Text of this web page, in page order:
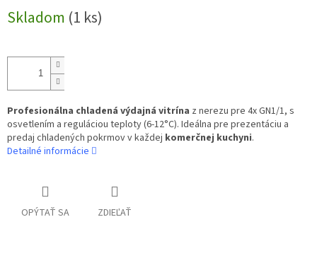
cena:
Skladom (1 ks)
Profesionálna chladená výdajná vitrína z nerezu pre 4x GN1/1, s
osvetlením a reguláciou teploty (6-12°C). Ideálna pre prezentáciu a
predaj chladených pokrmov v každej komerčnej kuchyni.
Detailné informácie
OPÝTAŤ SA ZDIEĽAŤ